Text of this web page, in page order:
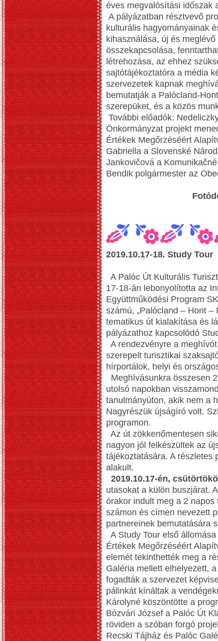
éves megvalósítási időszak
A pályázatban résztvevő
kulturális hagyományainak
kihasználása, új és
összekapcsolása,
létrehozása, az ehhez
sajtótájékoztatóra a média
szervezetek kapnak
bemutatják a Palócland-
szerepüket, és a közös
További előadók:
Önkormányzat projekt
Értékek Megőrzéséért
Gabriella a Slovenské
Jankovičová a
Bendik polgármester az
2019.10.17-18. Study Tour
A Palóc Út Kulturális
17-18-án lebonyolította az
Együttműködési Program
számú, „Palócland – Hont
tematikus út kialakítása és
pályázathoz kapcsolódó
A rendezvényre a
szerepelt turisztikai
hírportálok, helyi és
Meghívásunkra összesen
utolsó napokban
tanulmányúton, akik nem a
Nagyrészük újságíró volt.
programon.
Az út zökkenőmentesen
nagyon jól felkészültek az
tájékoztatására. A részletes
alakult.
2019.10.17-én,
utasokat a külön buszjárat.
órakor indult meg a 2
számon és címen nevezett
partnereinek bemutatására
A Study Tour első
Értékek Megőrzéséért
elemét tekinthették meg a
Galéria mellett elhelyezett,
fogadták a szervezet
pálinkát kínáltak a
Károlyné köszöntötte a
Bózvári József a Palóc Út
röviden a szóban forgó
Recski Tájház és Palóc